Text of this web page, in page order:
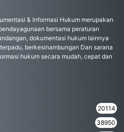
& Informasi Hukum merupakan
bersama peraturan
dokumentasi hukum lainnya
berkesinambungan Dan sarana
hukum secara mudah, cepat dan
20114
38950